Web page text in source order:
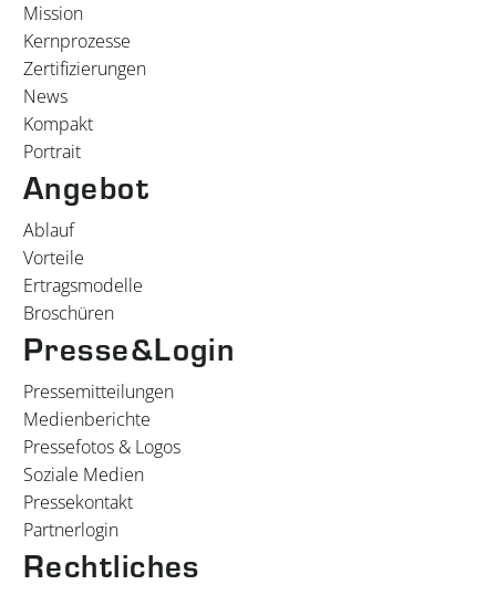
Mission
Kernprozesse
Zertifizierungen
News
Kompakt
Portrait
Angebot
Ablauf
Vorteile
Ertragsmodelle
Broschüren
Presse&Login
Pressemitteilungen
Medienberichte
Pressefotos & Logos
Soziale Medien
Pressekontakt
Partnerlogin
Rechtliches